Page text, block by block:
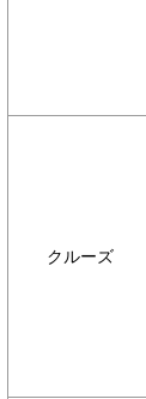
クルーズ